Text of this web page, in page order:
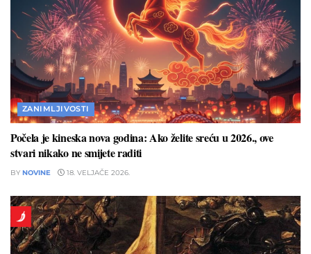
ZANIMLJIVOSTI
Počela je kineska nova godina: Ako želite sreću u 2026., ove
stvari nikako ne smijete raditi
BY NOVINE 18. VELJAČE 2026.